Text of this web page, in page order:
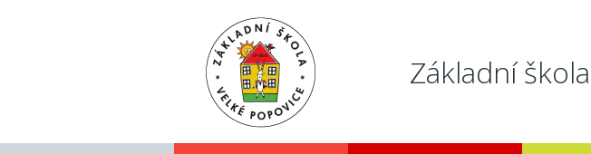
Základní škola